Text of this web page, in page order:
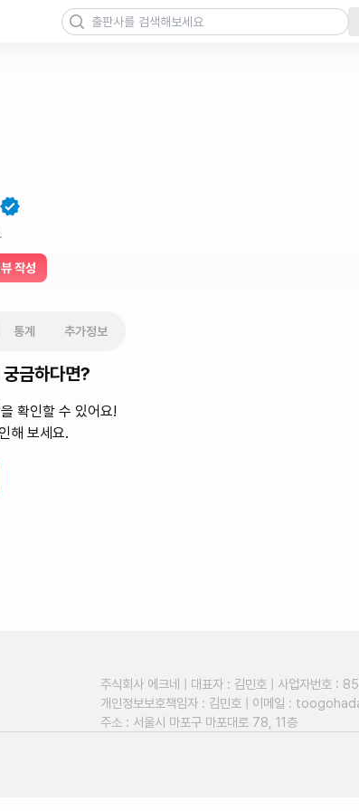
작성
통계 추가정보
이터입니다.
으로 제보바랍니다.
금하다면?
확인할 수 있어요!
해 보세요.
주식회사 에크네 | 대표자 : 김민호 | 사업자번호
개인정보보호책임자 : 김민호 | 이메일 :
주소 : 서울시 마포구 마포대로 78, 11층